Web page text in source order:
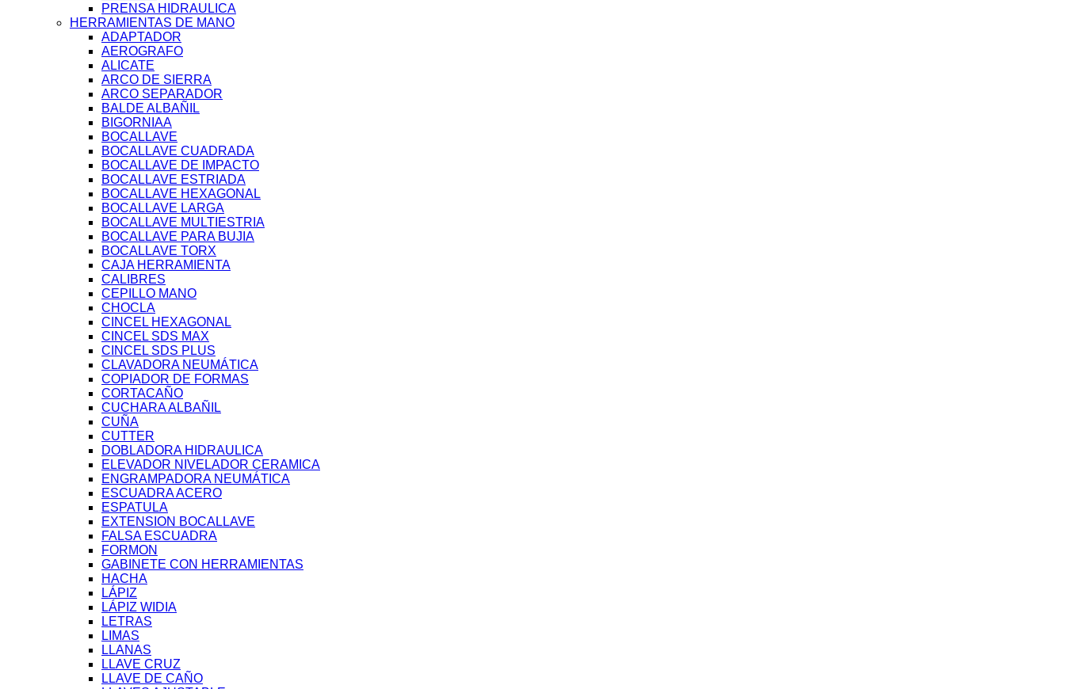
PRENSA HIDRAULICA
HERRAMIENTAS DE MANO
ADAPTADOR
AEROGRAFO
ALICATE
ARCO DE SIERRA
ARCO SEPARADOR
BALDE ALBAÑIL
BIGORNIAA
BOCALLAVE
BOCALLAVE CUADRADA
BOCALLAVE DE IMPACTO
BOCALLAVE ESTRIADA
BOCALLAVE HEXAGONAL
BOCALLAVE LARGA
BOCALLAVE MULTIESTRIA
BOCALLAVE PARA BUJIA
BOCALLAVE TORX
CAJA HERRAMIENTA
CALIBRES
CEPILLO MANO
CHOCLA
CINCEL HEXAGONAL
CINCEL SDS MAX
CINCEL SDS PLUS
CLAVADORA NEUMÁTICA
COPIADOR DE FORMAS
CORTACAÑO
CUCHARA ALBAÑIL
CUÑA
CUTTER
DOBLADORA HIDRAULICA
ELEVADOR NIVELADOR CERAMICA
ENGRAMPADORA NEUMÁTICA
ESCUADRA ACERO
ESPATULA
EXTENSION BOCALLAVE
FALSA ESCUADRA
FORMON
GABINETE CON HERRAMIENTAS
HACHA
LÁPIZ
LÁPIZ WIDIA
LETRAS
LIMAS
LLANAS
LLAVE CRUZ
LLAVE DE CAÑO